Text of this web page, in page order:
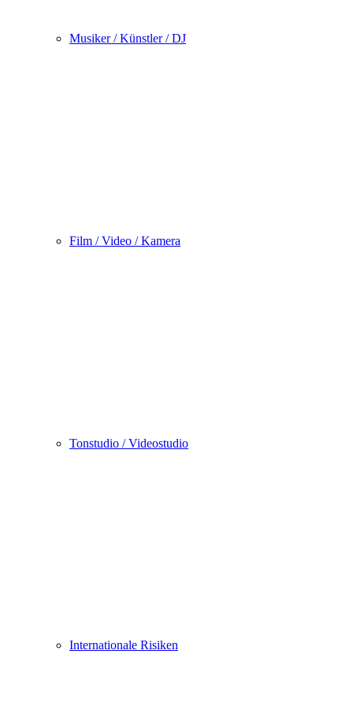
Musiker / Künstler / DJ
Film / Video / Kamera
Tonstudio / Videostudio
Internationale Risiken